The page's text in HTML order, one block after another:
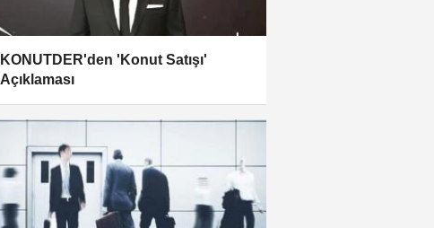
KONUTDER'den 'Konut Satışı'
Açıklaması